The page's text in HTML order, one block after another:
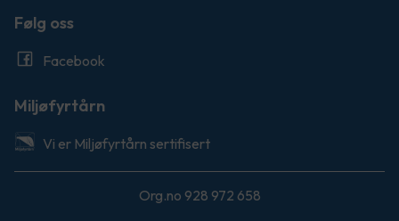
Følg oss
Facebook
Miljøfyrtårn
Vi er Miljøfyrtårn sertifisert
Org.no 928 972 658